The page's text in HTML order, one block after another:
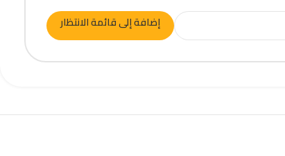
إضافة إلى قائمة الانتظار